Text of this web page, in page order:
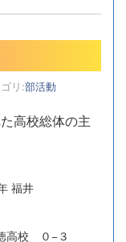
リ:部活動
高校総体の主
福井
高校 ０−３